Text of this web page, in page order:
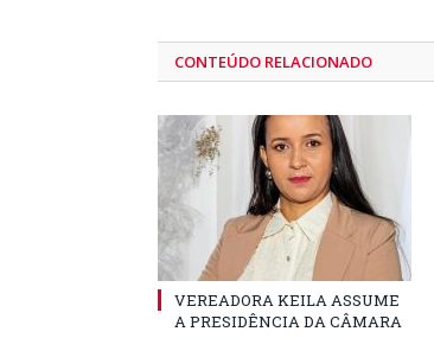
CONTEÚDO RELACIONADO
VEREADORA KEILA ASSUME
A PRESIDÊNCIA DA CÂMARA